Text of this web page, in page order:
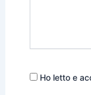
Ho letto e